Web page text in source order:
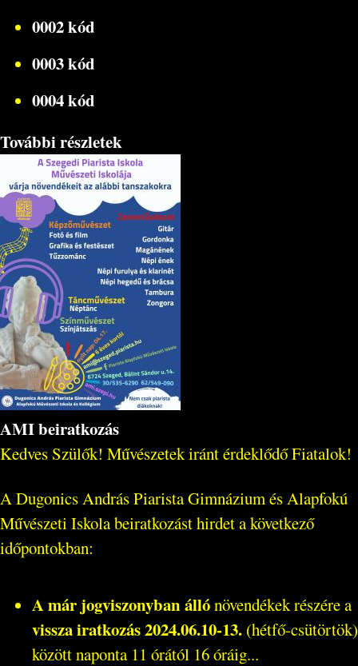
0002 kód
0003 kód
0004 kód
További részletek
AMI beiratkozás
Kedves Szülők! Művészetek iránt érdeklődő Fiatalok!
A Dugonics András Piarista Gimnázium és Alapfokú
Művészeti Iskola beiratkozást hirdet a következő
időpontokban:
A már jogviszonyban állónövendékek részére a
vissza iratkozás 2024.06.10-13. (hétfő-csütörtök)
között naponta 11 órától 16 óráig...